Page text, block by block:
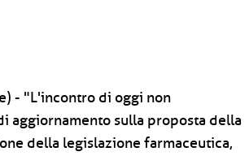
- "L'incontro di oggi non
aggiornamento sulla proposta della
della legislazione farmaceutica,